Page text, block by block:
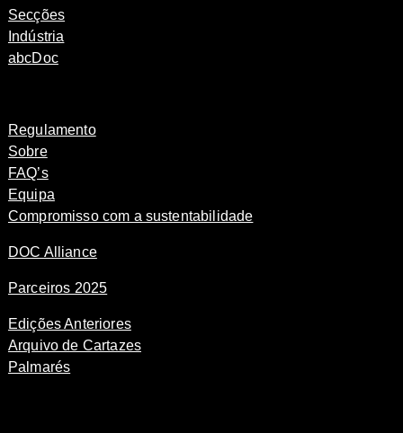
Secções
Indústria
abcDoc
Regulamento
Sobre
FAQ’s
Equipa
Compromisso com a sustentabilidade
DOC Alliance
Parceiros 2025
Edições Anteriores
Arquivo de Cartazes
Palmarés